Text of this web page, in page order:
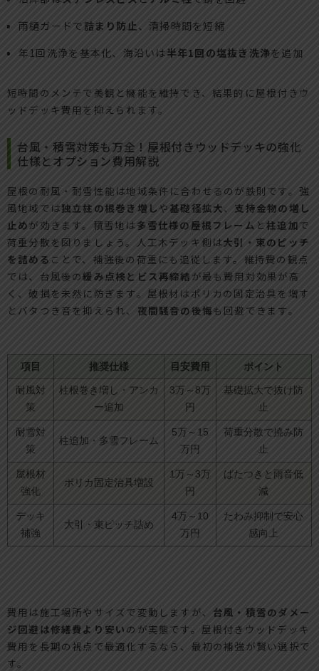
雨樋ガードで 詰まり防止 、清掃時間を短縮
年1回洗浄を基本化、海沿いは半年1回の塩抜き洗浄を追加
短時間のメンテで美観と機能を維持でき、結果的に屋根付きウ
ッドデッキ費用を抑えられます。
台風・積雪対策も万全！屋根付きウッドデッキの強化
仕様とオプション費用解説
屋根の耐風・耐雪性能は地域条件に合わせるのが鉄則です。強
風地域では独立柱の根巻き増し や 基礎径拡大、 支持金物の増し
止めが効きます。積雪地は多雪仕様の屋根フレーム と柱追加で
荷重分散を図りましょう。人工木デッキ側は大引・束のピッチ
を詰める ことで、補強後の荷重にも追従します。維持費の観点
では、台風後の緩み点検とビス再締結 が最も費用対効果が高
く、破損を未然に防ぎます。屋根材はポリカの固定治具を増す
とバタつき音を抑えられ、 夜間騒音の後悔も回避できます。
項目 推奨仕様 目安費用 ポイント
耐風対
策
柱根巻き増し・アンカ
ー追加
3万～8万
円
基礎拡大で抜け防
止
耐雪対
策
柱追加・多雪フレーム
5万～15
万円
荷重分散で撓み防
止
屋根材
強化
ポリカ固定治具増設
1万～3万
円
ばたつきと雨音低
減
デッキ
補強
大引・束ピッチ詰め
4万～10
万円
たわみ抑制で安心
感向上
費用は施工場所やサイズで変動しますが、 台風・積雪のダメー
ジ回避は修繕費より安い のが実態です。屋根付きウッドデッキ
費用を長期の視点で最適化するなら、最初の補強が賢い選択で
す。